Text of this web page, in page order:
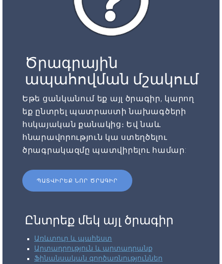
Ծրագրային
ապահովման մշակում
Եթե ցանկանում եք այլ ծրագիր, կարող
եք ընտրել պատրաստի նախագծերի
հսկայական քանակից։ Եվ նաև
հնարավորություն կա ստեղծելու
ծրագրակազմը պատվիրելու համար:
ՊԱՏՎԻՐԵՔ ՆՈՐ ԾՐԱԳԻՐ
Ընտրեք մեկ այլ ծրագիր
Առևտուր և պահեստ
Արտադրություն և արտադրանք
Ֆինանսական գործառնություններ